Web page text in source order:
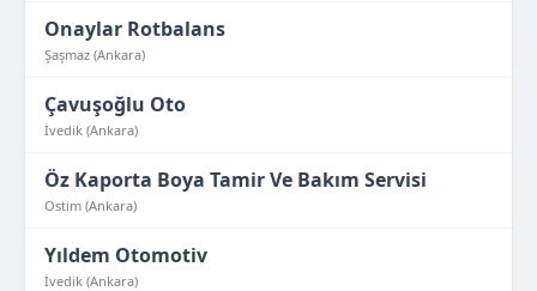
Onaylar Rotbalans
Şaşmaz (Ankara)
Çavuşoğlu Oto
İvedik (Ankara)
Öz Kaporta Boya Tamir Ve Bakım Servisi
Ostim (Ankara)
Yıldem Otomotiv
İvedik (Ankara)